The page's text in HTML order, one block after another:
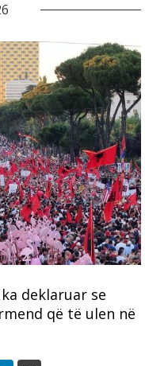
deklaruar se
që të ulen në